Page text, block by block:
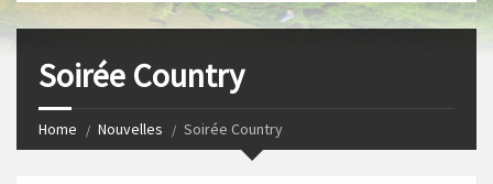
Soirée Country
Home Nouvelles Soirée Country